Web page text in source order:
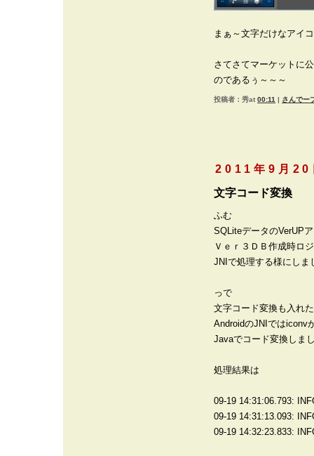
まぁ～文字だけなアイ
さてさてマーケットに
のであるぅ～～～
投稿者：秀at 00:11 | さんでー
2011年9月20
文字コード変換
ふむ
SQLiteデータのVerUP
Ｖｅｒ３ＤＢ作成時ロ
JNIで処理する様にしま
っで
文字コード変換も入れ
AndroidのJNIではiconv
Javaでコード変換しま
処理結果は
09-19 14:31:06.793:
09-19 14:31:13.093:
09-19 14:32:23.833: